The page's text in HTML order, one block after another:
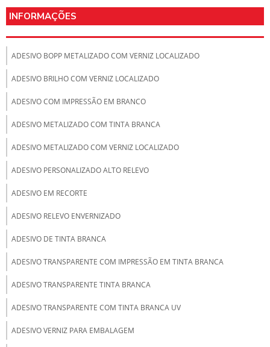
INFORMAÇÕES
ADESIVO BOPP METALIZADO COM VERNIZ LOCALIZADO
ADESIVO BRILHO COM VERNIZ LOCALIZADO
ADESIVO COM IMPRESSÃO EM BRANCO
ADESIVO METALIZADO COM TINTA BRANCA
ADESIVO METALIZADO COM VERNIZ LOCALIZADO
ADESIVO PERSONALIZADO ALTO RELEVO
ADESIVO EM RECORTE
ADESIVO RELEVO ENVERNIZADO
ADESIVO DE TINTA BRANCA
ADESIVO TRANSPARENTE COM IMPRESSÃO EM TINTA BRANCA
ADESIVO TRANSPARENTE TINTA BRANCA
ADESIVO TRANSPARENTE COM TINTA BRANCA UV
ADESIVO VERNIZ PARA EMBALAGEM